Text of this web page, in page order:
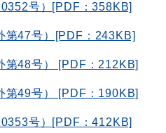
号）[PDF：358KB]
第47号）[PDF：243KB]
第48号） [PDF：212KB]
第49号） [PDF：190KB]
号）[PDF：412KB]